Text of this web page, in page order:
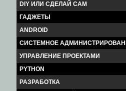
DIY ИЛИ СДЕЛАЙ САМ
ГАДЖЕТЫ
ANDROID
СИСТЕМНОЕ
УПРАВЛЕНИЕ ПРОЕКТАМИ
PYTHON
РАЗРАБОТКА